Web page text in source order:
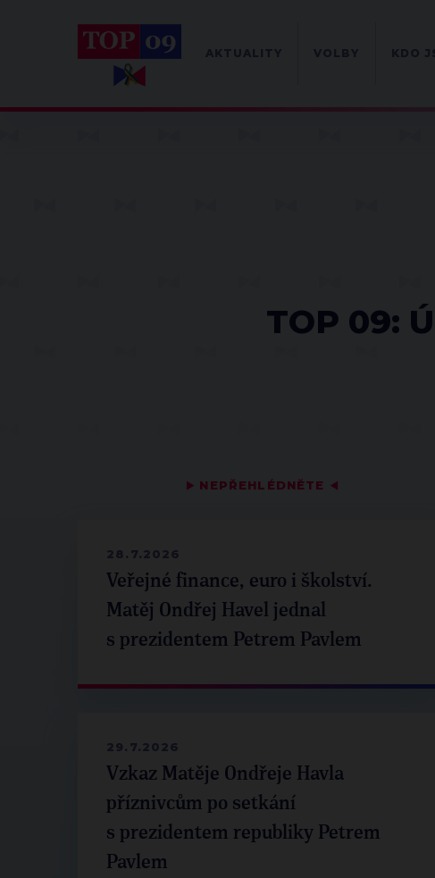
TOP 09:
▶ NEPŘEHLÉDNĚTE ◀
28.7.2026
Veřejné finance, euro i školství.
Matěj Ondřej Havel jednal
s prezidentem Petrem Pavlem
29.7.2026
Vzkaz Matěje Ondřeje Havla
příznivcům po setkání
s prezidentem republiky Petrem
Pavlem